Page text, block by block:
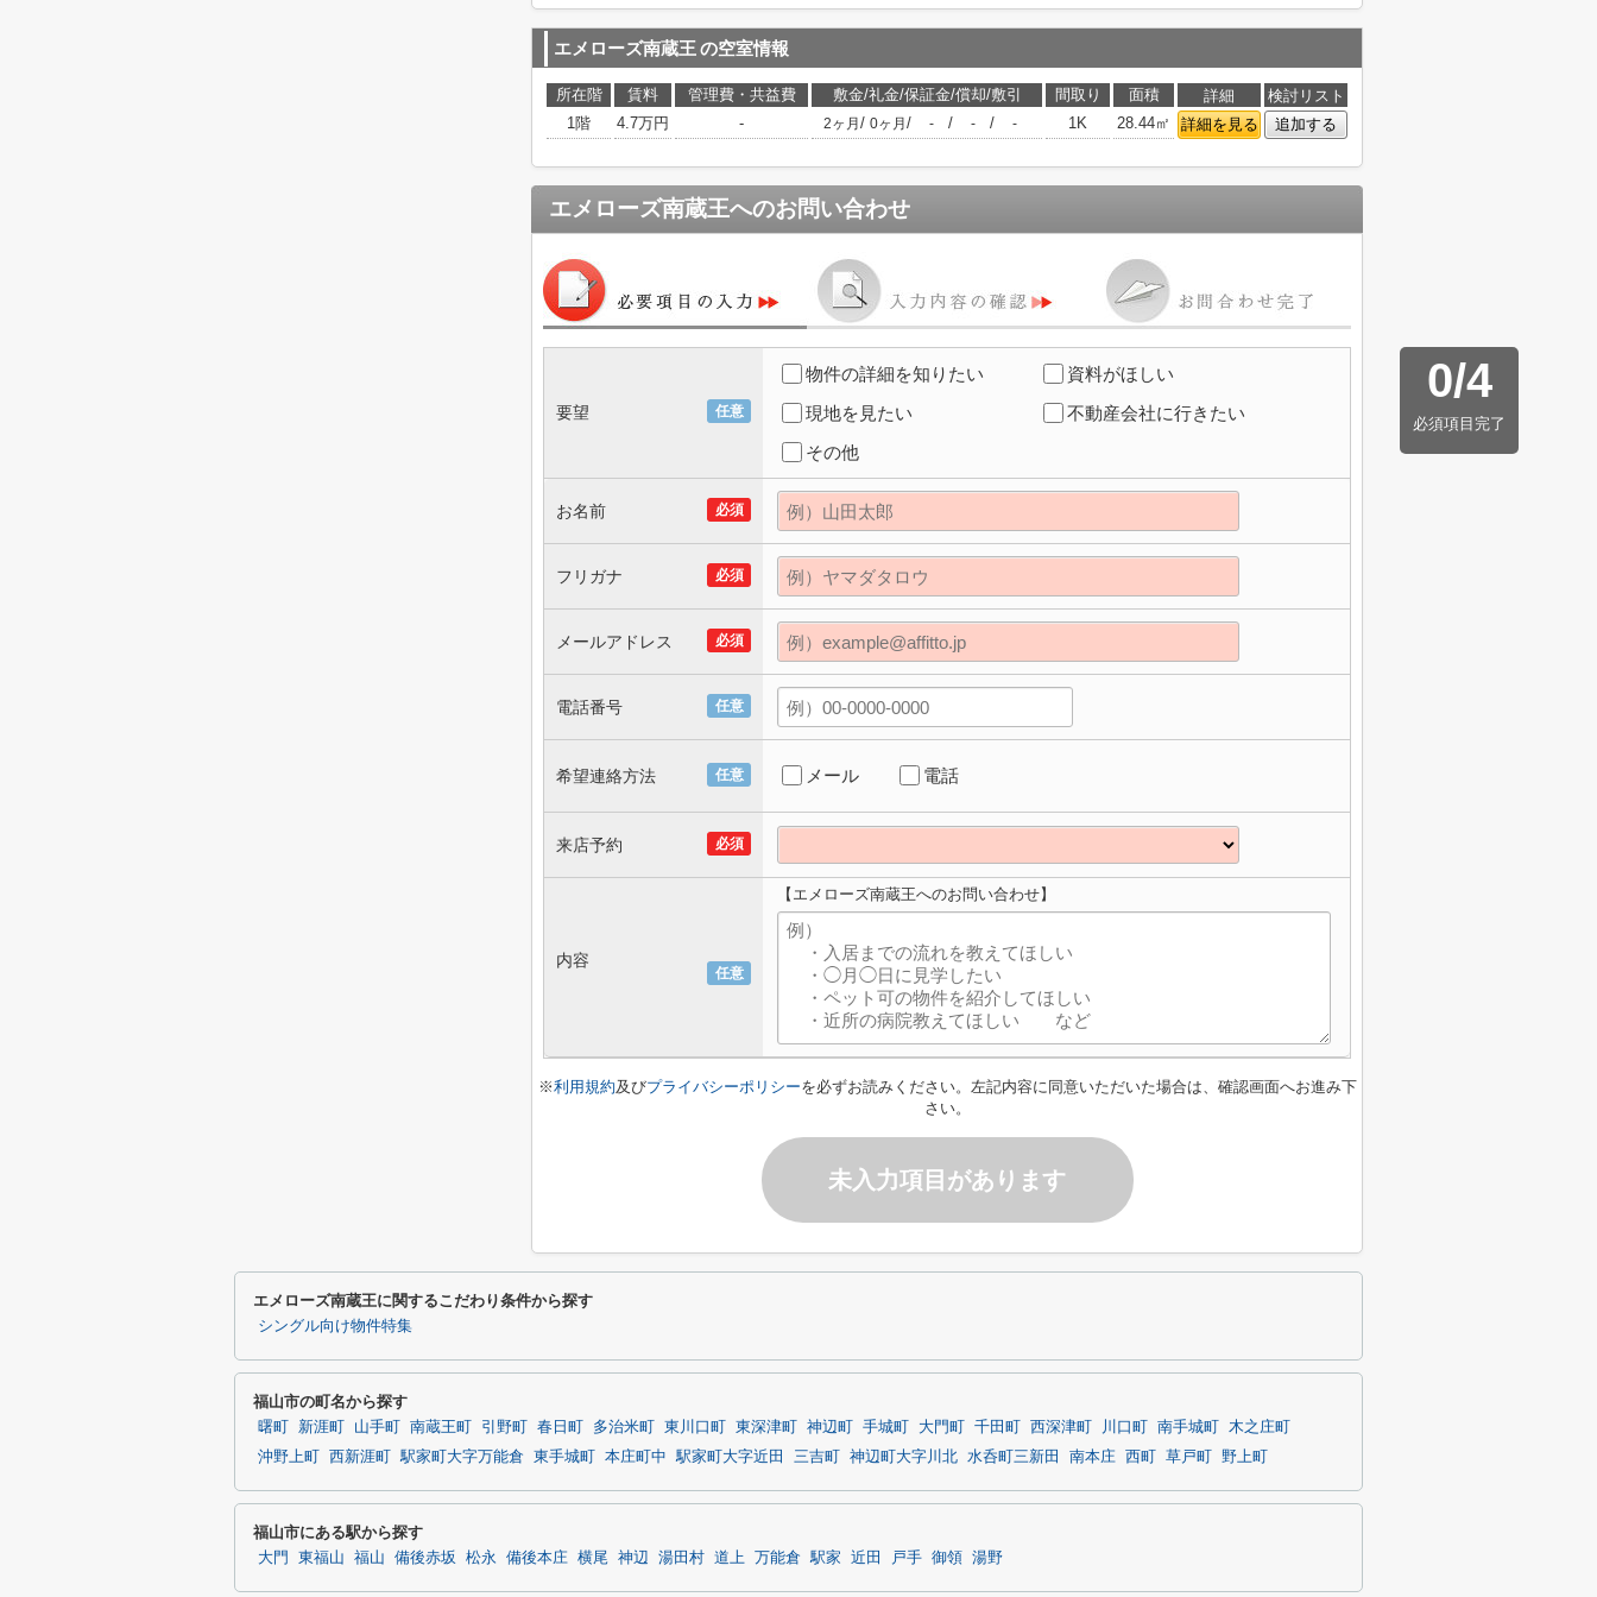
エメローズ南蔵王 の空室情報
所在階 賃料 管理費・共益費 敷金/礼金/保証金/償却/敷引 間取り 面積 詳細
検討リスト
1階
4.7万円 - 2ヶ月 / 0ヶ月 / - / - / - 1K 28.44㎡ 詳細を見る 追加する
エメローズ南蔵王へのお問い合わせ
0/4
必須項目完了
任意
要望
物件の詳細を知りたい
資料がほしい
現地を見たい
不動産会社に行きたい
その他
必須
お名前
必須
フリガナ
必須
メールアドレス
任意
電話番号
任意
希望連絡方法 メール 電話
必須
来店予約
任意
内容
【エメローズ南蔵王へのお問い合わせ】
※利用規約及びプライバシーポリシーを必ずお読みください。左記内容に同意いただいた場合は、確認画面へお進み下
さい。
未入力項目があります
エメローズ南蔵王に関するこだわり条件から探す
シングル向け物件特集
福山市の町名から探す
曙町 新涯町 山手町 南蔵王町 引野町 春日町 多治米町 東川口町 東深津町 神辺町 手城町 大門町 千田町 西深津町 川口町 南手城町
木之庄町
沖野上町
西新涯町 駅家町大字万能倉 東手城町 本庄町中 駅家町大字近田 三吉町 神辺町大字川北 水呑町三新田 南本庄 西町 草戸町 野上町
福山市にある駅から探す
大門 東福山 福山 備後赤坂 松永 備後本庄 横尾 神辺 湯田村 道上 万能倉 駅家 近田 戸手 御領 湯野